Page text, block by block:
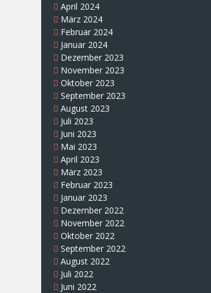
April 2024
März 2024
Februar 2024
Januar 2024
Dezember 2023
November 2023
Oktober 2023
September 2023
August 2023
Juli 2023
Juni 2023
Mai 2023
April 2023
März 2023
Februar 2023
Januar 2023
Dezember 2022
November 2022
Oktober 2022
September 2022
August 2022
Juli 2022
Juni 2022